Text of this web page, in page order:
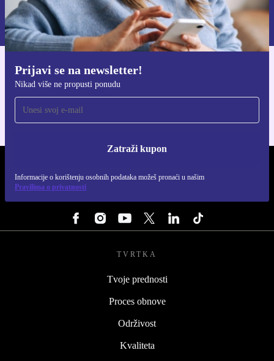
Prijavi se na newsletter!
Nikad više ne propusti ponudu
Zatraži kupon
Informacije o korištenju osobnih podataka možeš pronaći u našim
Pravilima o privatnosti
Informacije o korištenju osobnih podataka možeš pronaći u našim
Pravilima privatnosti.
Preuzmi refurbed aplikaciju
Za iOS i Android
TVRTKA
Tvoje prednosti
Proces obnove
Održivost
Kvaliteta